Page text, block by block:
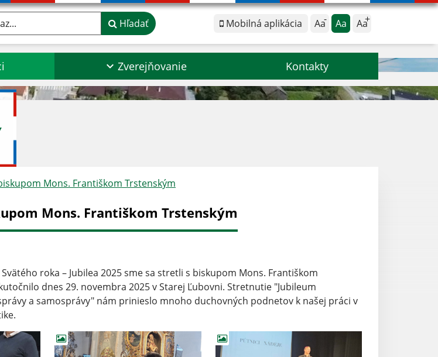
Mobilná aplikácia Aa Aa Aa
Hľadať
Zverejňovanie Kontakty
Mons. Františkom Trstenským
Mons. Františkom Trstenským
roka – Jubilea 2025 sme sa stretli s biskupom Mons. Františkom
dnes 29. novembra 2025 v Starej Ľubovni. Stretnutie "Jubileum
a samosprávy" nám prinieslo mnoho duchovných podnetov k našej práci v